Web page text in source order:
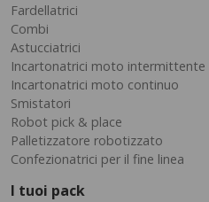
Fardellatrici
Combi
Astucciatrici
Incartonatrici moto intermittente
Incartonatrici moto continuo
Smistatori
Robot pick & place
Palletizzatore robotizzato
Confezionatrici per il fine linea
I tuoi pack